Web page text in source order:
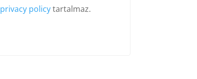
privacy policytartalmaz.